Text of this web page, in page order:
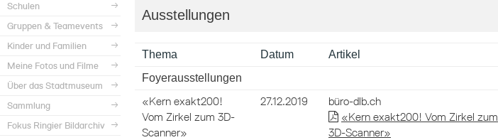
Schulen
Gruppen & Teamevents
Kinder und Familien
Meine Fotos und Filme
Über das Stadtmuseum
Sammlung
Fokus Ringier Bildarchiv
Ausstellungen
Thema Datum
Artikel
Foyerausstellungen
«Kern exakt200!
Vom Zirkel zum 3D-
Scanner»
27.12.2019
büro-dlb.ch
«Kern exakt200! Vom Zirkel zum
3D-Scanner»